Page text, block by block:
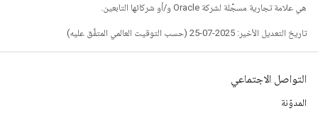
هي علامة تجارية مسجَّلة لشركة Oracle و/أو شركائها التابعين.
تاريخ التعديل الأخير: 2025-07-25 (حسب التوقيت العالمي المتفَّق عليه)
التواصل الاجتماعي
المدوّنة